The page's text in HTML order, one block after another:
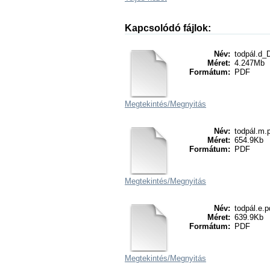
Kapcsolódó fájlok:
Név:
Méret: 4.247Mb
Formátum:
PDF
Megtekintés/Megnyitás
Név:
Méret: 654.9Kb
Formátum:
PDF
Megtekintés/Megnyitás
Név:
Méret: 639.9Kb
Formátum:
PDF
Megtekintés/Megnyitás